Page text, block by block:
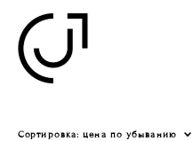
Сортировка: цена по убыванию